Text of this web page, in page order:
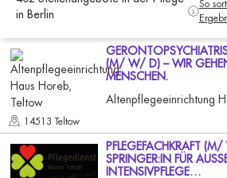
in Berlin
So
(M/ W/ D) – WIR
MENSCHEN.
14513 Teltow
PFLEGEFACHKRAFT
SPRINGER:IN FÜR
INTENSIVPFLEGE…